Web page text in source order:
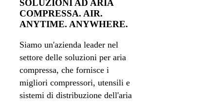
SOLUZIONI AD ARIA
COMPRESSA. AIR.
ANYTIME. ANYWHERE.
Siamo un'azienda leader nel
settore delle soluzioni per aria
compressa, che fornisce i
migliori compressori, utensili e
sistemi di distribuzione dell'aria